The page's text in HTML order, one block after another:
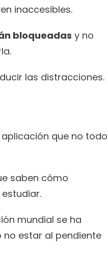
inaccesibles.
bloqueadas y no
las distracciones.
que no todo
saben cómo
mundial se ha
estar al pendiente